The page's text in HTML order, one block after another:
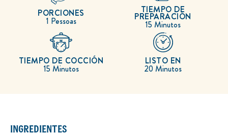
1 Pessoas
PORCIONES
15 Minutos
TIEMPO DE
PREPARACIÓN
15 Minutos
TIEMPO DE COCCIÓN
20 Minutos
LISTO EN
INGREDIENTES